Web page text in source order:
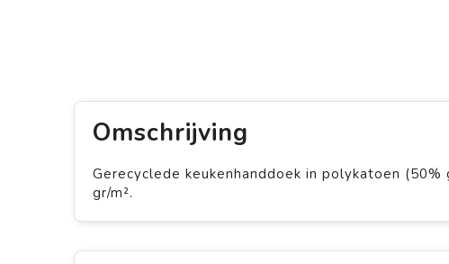
Omschrijving
Gerecyclede keukenhanddoek in polykatoen
gr/m².